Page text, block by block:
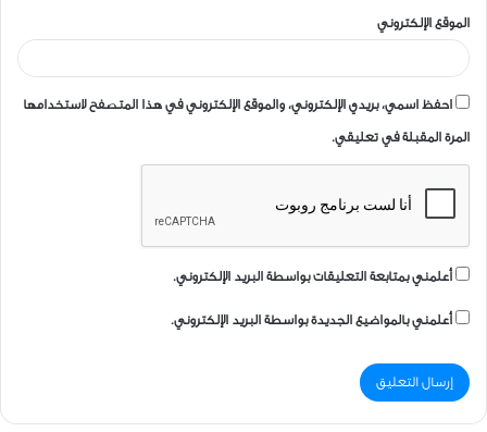
الموقع الإلكتروني
احفظ اسمي، بريدي الإلكتروني، والموقع الإلكتروني في هذا المتصفح لاستخدامها
المرة المقبلة في تعليقي.
أعلمني بمتابعة التعليقات بواسطة البريد الإلكتروني.
أعلمني بالمواضيع الجديدة بواسطة البريد الإلكتروني.